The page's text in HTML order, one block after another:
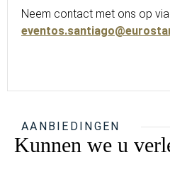
Neem contact met ons op via
AANBIEDINGEN
Kunnen we u